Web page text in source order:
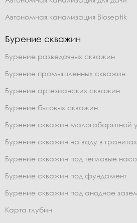
Автономная канализация Bioseptik
Бурение скважин
Бурение разведочных скважин
Бурение промышленных скважин
Бурение артезианских скважин
Бурение бытовых скважин
Бурение скважин малогабаритной
Бурение скважин на воду в гранитах
Бурение скважин под тепловые
Бурение скважин под фундамент
Бурение скважин под анодное
Карта глубин